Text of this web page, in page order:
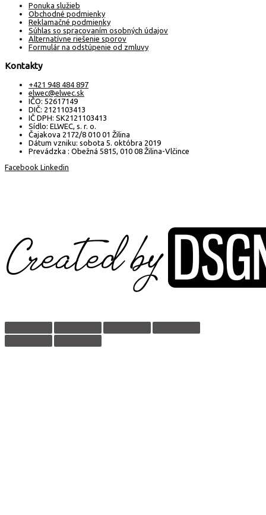
Ponuka služieb
Obchodné podmienky
Reklamačné podmienky
Súhlas so spracovaním osobných údajov
Alternatívne riešenie sporov
Formulár na odstúpenie od zmluvy
Kontakty
+421 948 484 897
elwec@elwec.sk
IČO: 52617149
DIČ: 2121103413
IČ DPH: SK2121103413
Sídlo: ELWEC, s. r. o.
Čajakova 2172/8 010 01 Žilina
Dátum vzniku: sobota 5. októbra 2019
Prevádzka : Obežná 5815, 010 08 Žilina-Vlčince
Facebook Linkedin